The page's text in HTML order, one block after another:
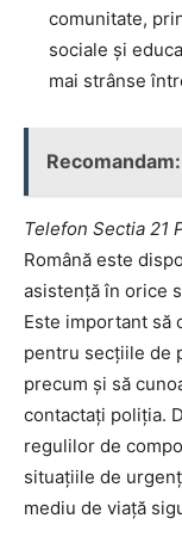
comunitate,
sociale și
mai strânse
Recomandam:
Telefon Sectia 21
Română este
asistență în orice
Este important să
pentru secțiile de
precum și să
contactați poliția.
regulilor de
situațiile de
mediu de viață